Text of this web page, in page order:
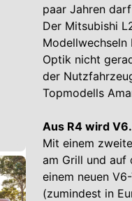
paar Jahren
Der Mitsubishi
Optik nicht
der
Topmodells
Aus R4 wird
Mit einem
am Grill und auf
einem neuen
(zumindest in